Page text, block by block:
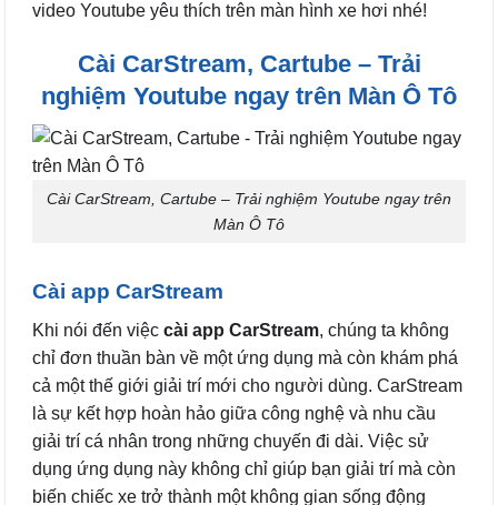
video Youtube yêu thích trên màn hình xe hơi nhé!
Cài CarStream, Cartube – Trải
nghiệm Youtube ngay trên Màn Ô Tô
Cài CarStream, Cartube – Trải nghiệm Youtube ngay trên
Màn Ô Tô
Cài app CarStream
Khi nói đến việc cài app CarStream, chúng ta không
chỉ đơn thuần bàn về một ứng dụng mà còn khám phá
cả một thế giới giải trí mới cho người dùng. CarStream
là sự kết hợp hoàn hảo giữa công nghệ và nhu cầu
giải trí cá nhân trong những chuyến đi dài. Việc sử
dụng ứng dụng này không chỉ giúp bạn giải trí mà còn
biến chiếc xe trở thành một không gian sống động